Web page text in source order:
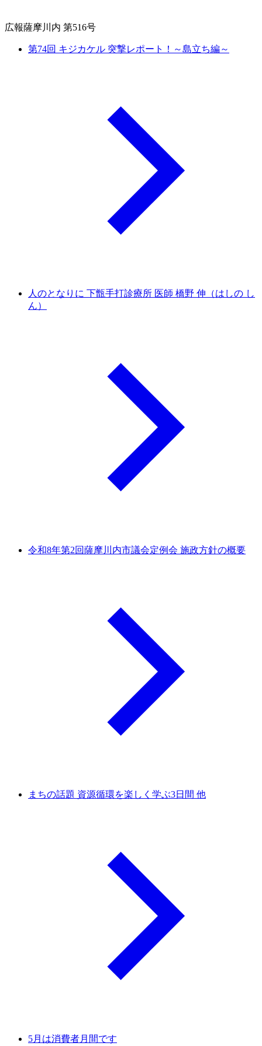
広報薩摩川内 第516号
第74回 キジカケル 突撃レポート！～島立ち編～
人のとなりに 下甑手打診療所 医師 橋野 伸（はしの し
ん）
令和8年第2回薩摩川内市議会定例会 施政方針の概要
まちの話題 資源循環を楽しく学ぶ3日間 他
5月は消費者月間です